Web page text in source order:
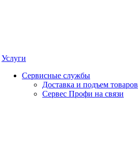
Услуги
Сервисные службы
Доставка и подъем товаров
Сервес Профи на связи